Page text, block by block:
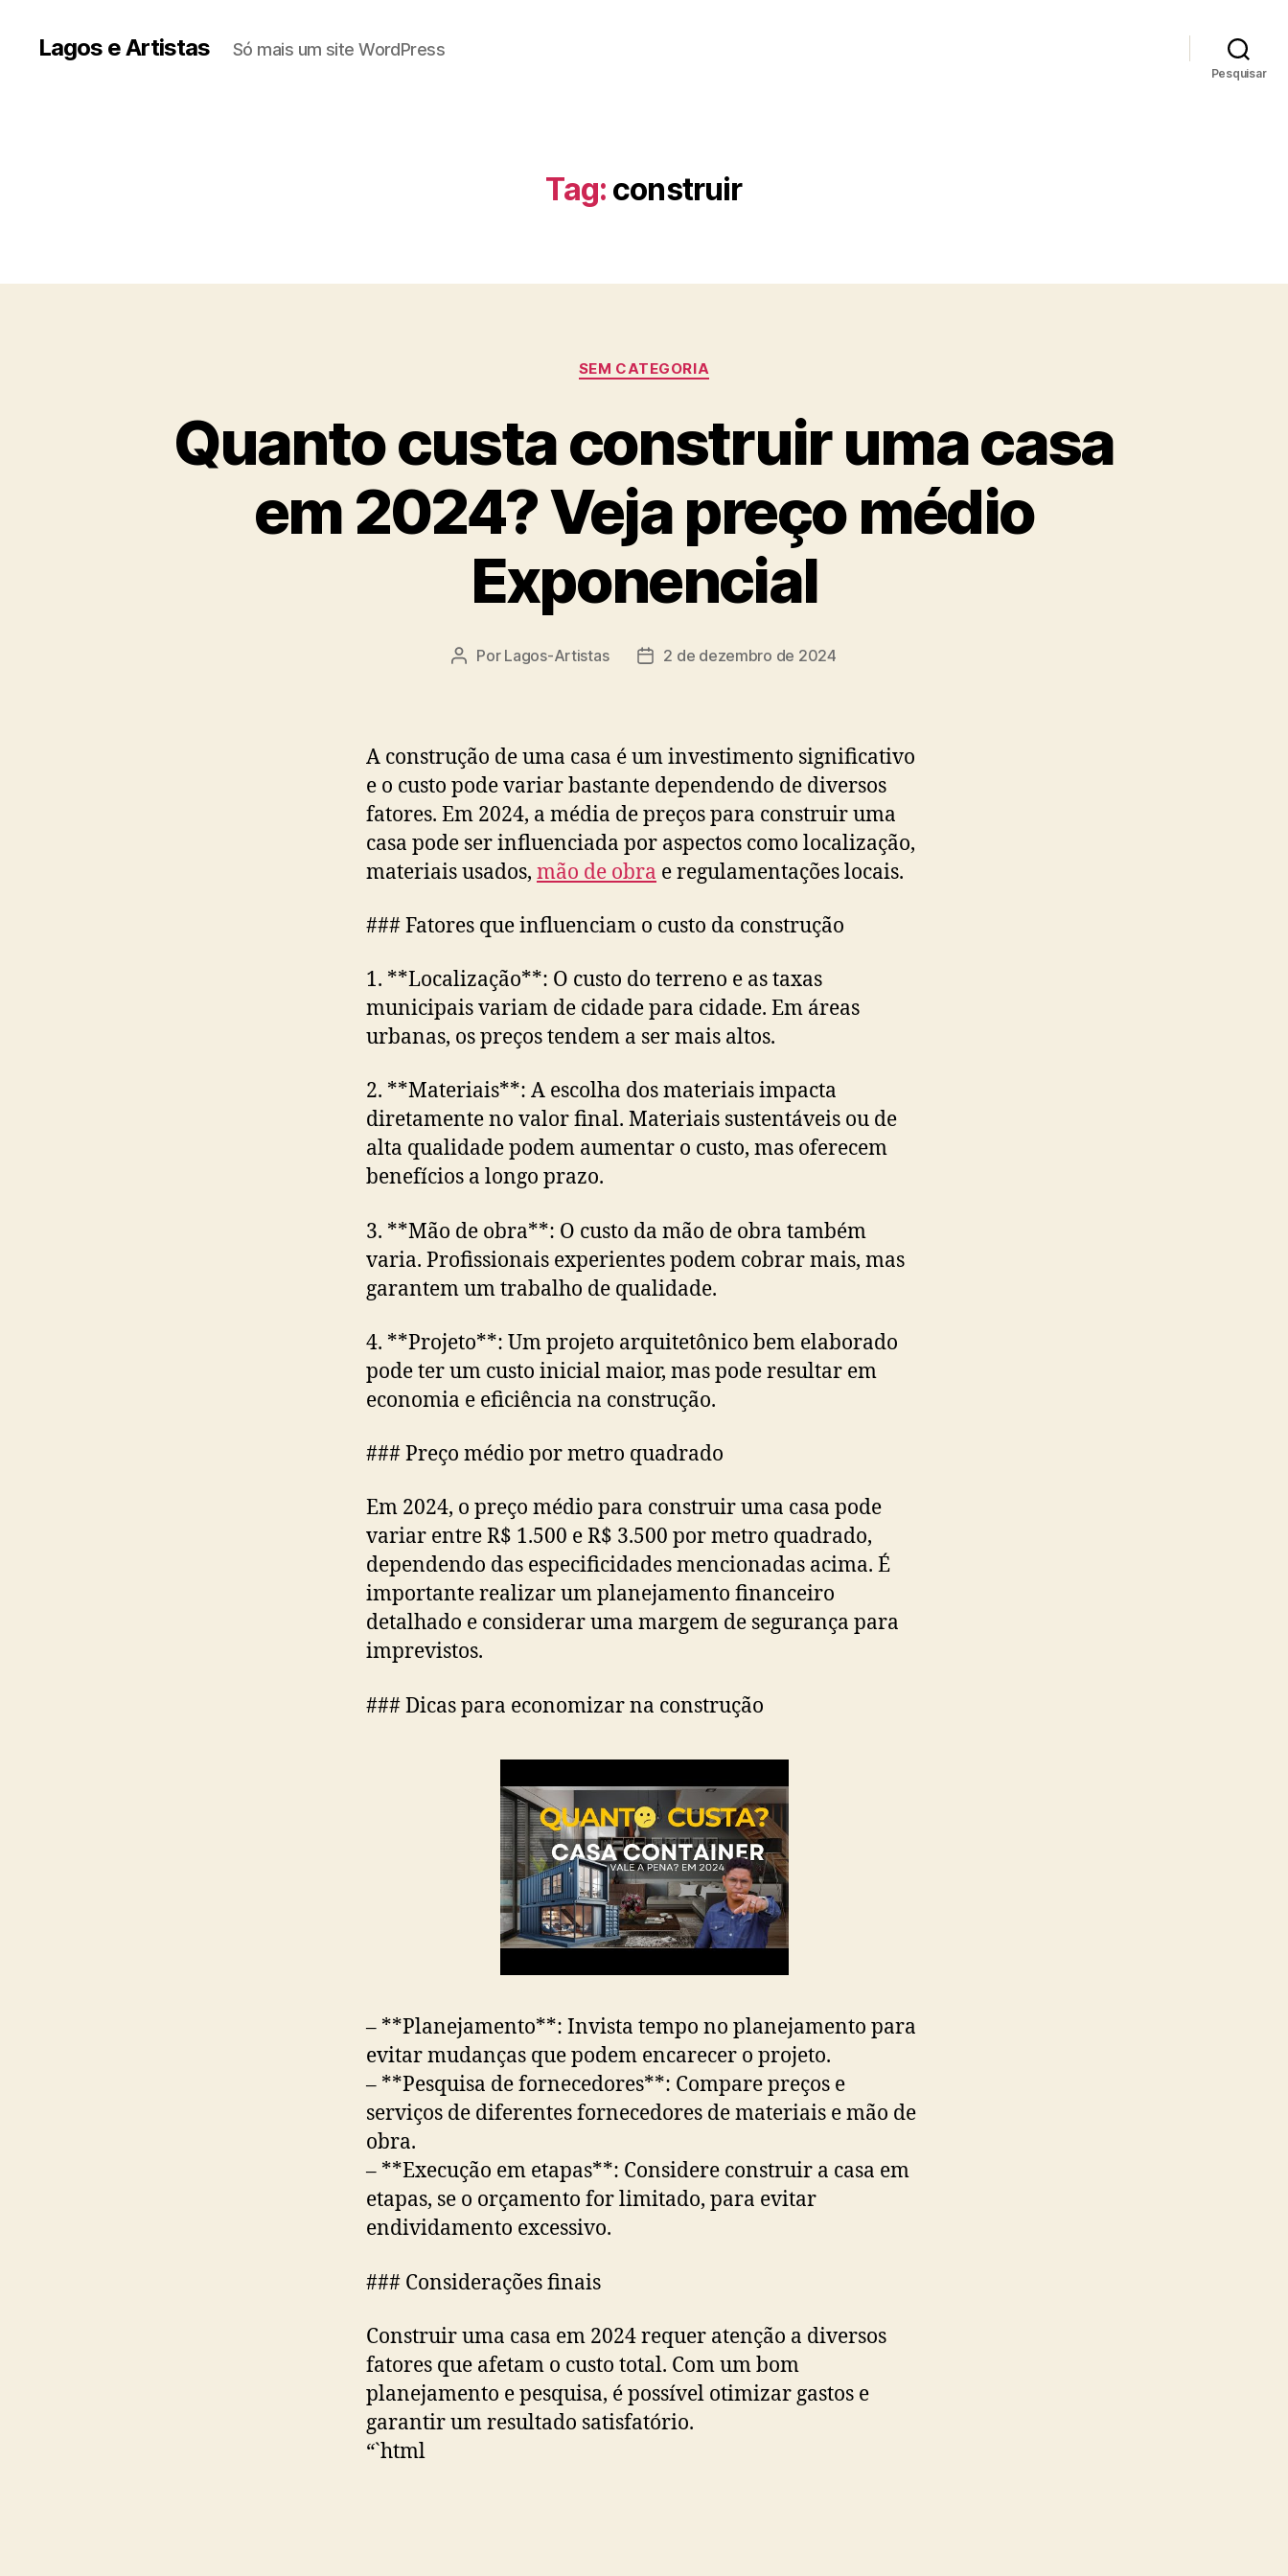
Lagos e Artistas Só mais um site WordPress
Pesquisar
Tag: construir
Categorias
SEM CATEGORIA
Quanto custa construir uma casa
em 2024? Veja preço médio
Exponencial
Autor
Por Lagos-Artistas
Data2 de dezembro de 2024
A construção de uma casa é um investimento significativo
e o custo pode variar bastante dependendo de diversos
fatores. Em 2024, a média de preços para construir uma
casa pode ser influenciada por aspectos como localização,
materiais usados, mão de obra e regulamentações locais.
### Fatores que influenciam o custo da construção
1. **Localização**: O custo do terreno e as taxas
municipais variam de cidade para cidade. Em áreas
urbanas, os preços tendem a ser mais altos.
2. **Materiais**: A escolha dos materiais impacta
diretamente no valor final. Materiais sustentáveis ou de
alta qualidade podem aumentar o custo, mas oferecem
benefícios a longo prazo.
3. **Mão de obra**: O custo da mão de obra também
varia. Profissionais experientes podem cobrar mais, mas
garantem um trabalho de qualidade.
4. **Projeto**: Um projeto arquitetônico bem elaborado
pode ter um custo inicial maior, mas pode resultar em
economia e eficiência na construção.
### Preço médio por metro quadrado
Em 2024, o preço médio para construir uma casa pode
variar entre R$ 1.500 e R$ 3.500 por metro quadrado,
dependendo das especificidades mencionadas acima. É
importante realizar um planejamento financeiro
detalhado e considerar uma margem de segurança para
imprevistos.
### Dicas para economizar na construção
– **Planejamento**: Invista tempo no planejamento para
evitar mudanças que podem encarecer o projeto.
– **Pesquisa de fornecedores**: Compare preços e
serviços de diferentes fornecedores de materiais e mão de
obra.
– **Execução em etapas**: Considere construir a casa em
etapas, se o orçamento for limitado, para evitar
endividamento excessivo.
### Considerações finais
Construir uma casa em 2024 requer atenção a diversos
fatores que afetam o custo total. Com um bom
planejamento e pesquisa, é possível otimizar gastos e
garantir um resultado satisfatório.
“`html